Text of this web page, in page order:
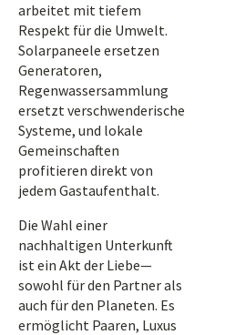
arbeitet mit tiefem
Respekt für die Umwelt.
Solarpaneele ersetzen
Generatoren,
Regenwassersammlung
ersetzt verschwenderische
Systeme, und lokale
Gemeinschaften
profitieren direkt von
jedem Gastaufenthalt.
Die Wahl einer
nachhaltigen Unterkunft
ist ein Akt der Liebe—
sowohl für den Partner als
auch für den Planeten. Es
ermöglicht Paaren, Luxus